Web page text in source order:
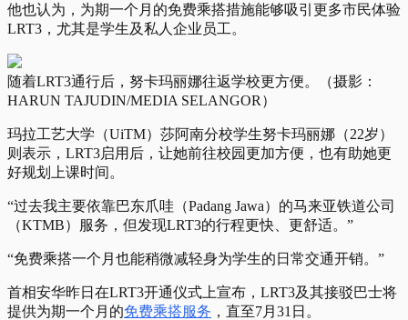
他也认为，为期一个月的免费乘搭措施能够吸引更多市民体验
LRT3，尤其是学生及私人企业员工。
随着LRT3通行后，努卡玛丽娜往返学校更方便。（摄影：
HARUN TAJUDIN/MEDIA SELANGOR）
玛拉工艺大学（UiTM）莎阿南分校学生努卡玛丽娜（22岁）
则表示，LRT3启用后，让她前往校园更加方便，也有助她更
好规划上课时间。
“过去我主要依靠巴东爪哇（Padang Jawa）的马来亚铁道公司
（KTMB）服务，但发现LRT3的行程更快、更舒适。”
“免费乘搭一个月也能稍微减轻身为学生的日常交通开销。”
首相安华昨日在LRT3开通仪式上宣布，LRT3及其接驳巴士将
提供为期一个月的免费乘搭服务 ，直至7月31日。